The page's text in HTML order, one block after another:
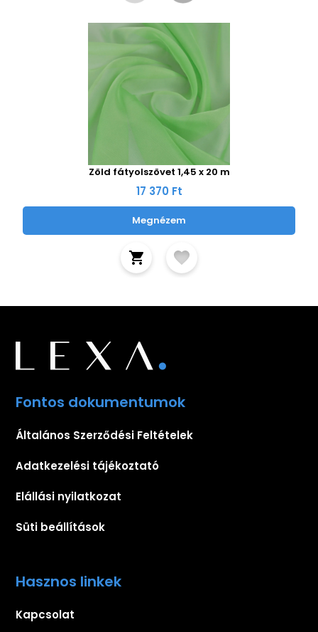
Zöld fátyolszövet 1,45 x 20 m
17 370 Ft
Megnézem
Fontos dokumentumok
Általános Szerződési Feltételek
Adatkezelési tájékoztató
Elállási nyilatkozat
Süti beállítások
Hasznos linkek
Kapcsolat